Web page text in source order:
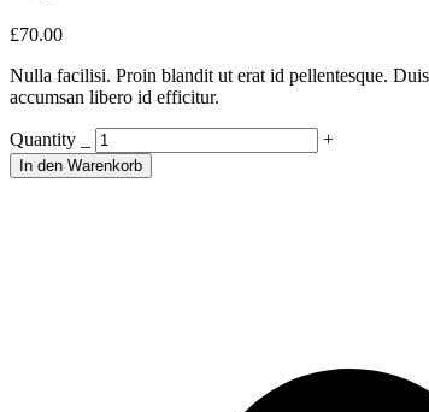
£70.00
Nulla facilisi. Proin blandit ut erat id pellentesque.
accumsan libero id efficitur.
Light
Dress
quantity
Quantity +
In den Warenkorb